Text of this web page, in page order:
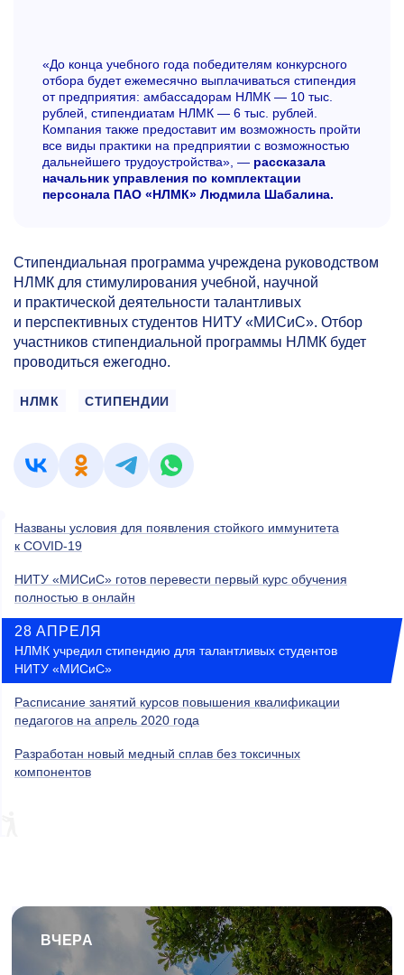
«До конца учебного года победителям конкурсного
отбора будет ежемесячно выплачиваться стипендия
от предприятия: амбассадорам НЛМК — 10 тыс.
рублей, стипендиатам НЛМК — 6 тыс. рублей.
Компания также предоставит им возможность пройти
все виды практики на предприятии с возможностью
дальнейшего трудоустройства», — рассказала
начальник управления по комплектации
персонала ПАО «НЛМК» Людмила Шабалина.
Стипендиальная программа учреждена руководством
НЛМК для стимулирования учебной, научной
и практической деятельности талантливых
и перспективных студентов НИТУ «МИСиС». Отбор
участников стипендиальной программы НЛМК будет
проводиться ежегодно.
НЛМК СТИПЕНДИИ
Названы условия для появления стойкого иммунитета
к COVID-19
НИТУ «МИСиС» готов перевести первый курс обучения
полностью в онлайн
28 АПРЕЛЯ
НЛМК учредил стипендию для талантливых студентов
НИТУ «МИСиС»
Расписание занятий курсов повышения квалификации
педагогов на апрель 2020 года
Разработан новый медный сплав без токсичных
компонентов
ВЧЕРА